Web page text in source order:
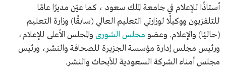
أستاذًا للإعلام في جامعة الملك سعود ، كما عيّن مديرًا عامًا
للتلفزيون ووكيلًا لوزارتي التعليم العالي (سابقًا) وزارة التعليم
(حاليًا) والإعلام. وعضو مجلس الشورى والمجلس الأعلى للإعلام،
ورئيس مجلس إدارة مؤسسة الجزيرة للصحافة والنشر، ورئيس
مجلس أمناء الشركة السعودية للأبحاث والنشر.